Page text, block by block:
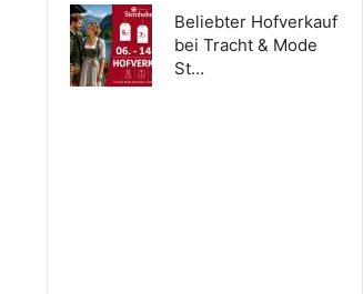
Beliebter Hofverkauf
bei Tracht & Mode
St…